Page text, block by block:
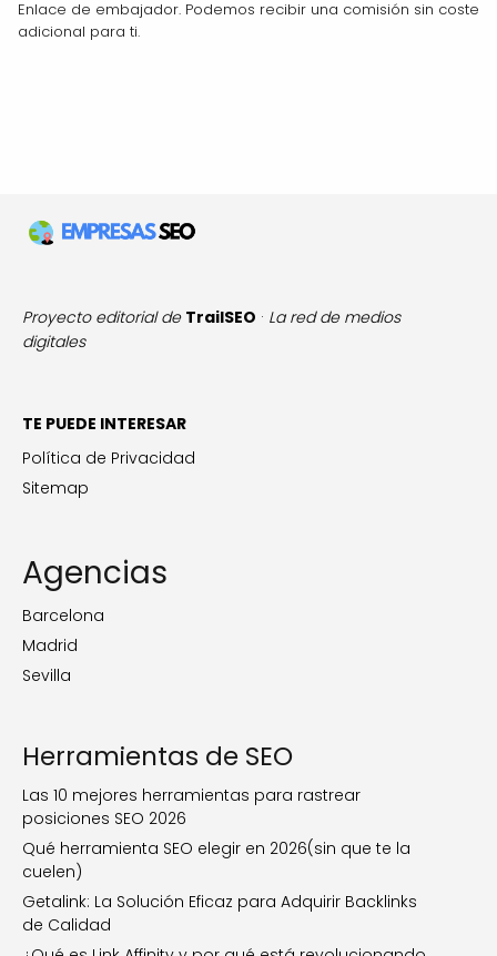
Enlace de embajador. Podemos recibir una comisión sin coste
adicional para ti.
Proyecto editorial de TrailSEO · La red de medios
digitales
TE PUEDE INTERESAR
Política de Privacidad
Sitemap
Agencias
Barcelona
Madrid
Sevilla
Herramientas de SEO
Las 10 mejores herramientas para rastrear
posiciones SEO 2026
Qué herramienta SEO elegir en 2026(sin que te la
cuelen)
Getalink: La Solución Eficaz para Adquirir Backlinks
de Calidad